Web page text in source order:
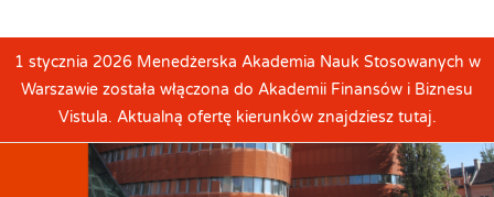
1 stycznia 2026 Menedżerska Akademia Nauk Stosowanych w
Warszawie została włączona do Akademii Finansów i Biznesu
Vistula. Aktualną ofertę kierunków znajdziesz tutaj.